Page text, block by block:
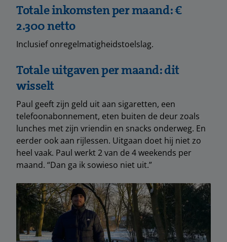
Totale inkomsten per maand: €
2.300 netto
Inclusief onregelmatigheidstoelslag.
Totale uitgaven per maand: dit
wisselt
Paul geeft zijn geld uit aan sigaretten, een
telefoonabonnement, eten buiten de deur zoals
lunches met zijn vriendin en snacks onderweg. En
eerder ook aan rijlessen. Uitgaan doet hij niet zo
heel vaak. Paul werkt 2 van de 4 weekends per
maand. “Dan ga ik sowieso niet uit.”